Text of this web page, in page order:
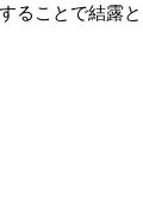
ることで結露と